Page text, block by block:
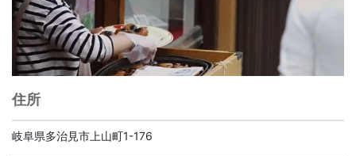
住所
岐阜県多治見市上山町1-176